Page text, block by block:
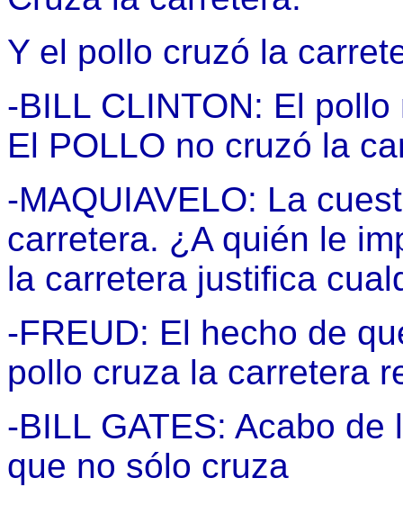
Y el pollo cruzó la
-BILL CLINTON: El
El POLLO no cruzó la
-MAQUIAVELO: La
carretera. ¿A quién le
la carretera justifica
-FREUD: El hecho de
pollo cruza la carretera
-BILL GATES: Acabo
que no sólo cruza